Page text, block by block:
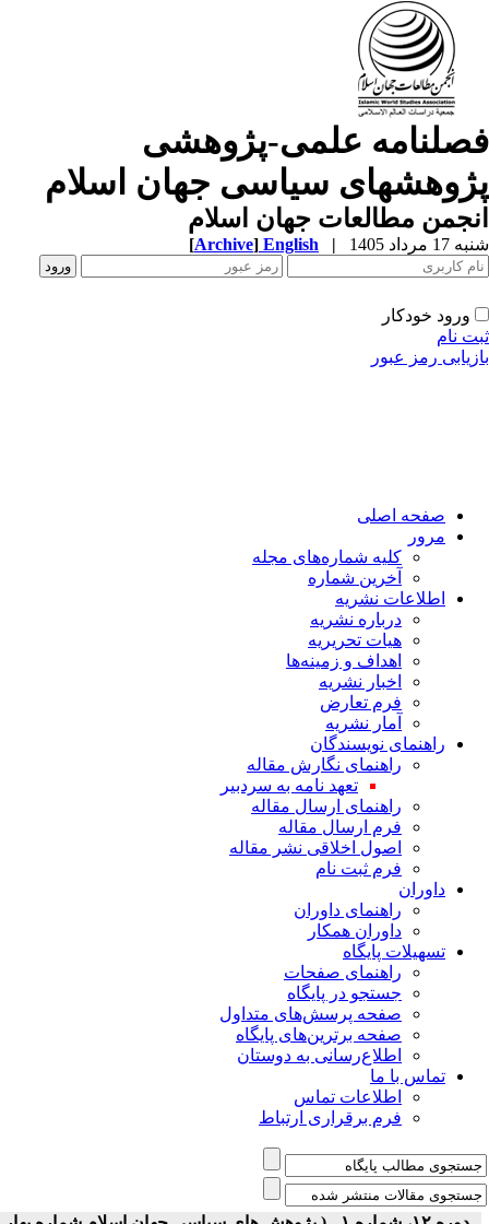
علمی-پژوهشی
سیاسی جهان اسلام
مطالعات جهان اسلام
مرداد 1405 |
English
[Archive]
ورود خودکار
نام
رمز عبور
صفحه اصلی
مرور
کلیه شماره‌های مجله
آخرین شماره
اطلاعات نشریه
درباره نشریه
هیات تحریریه
اهداف و زمینه‌ها
اخبار نشریه
فرم تعارض
آمار نشریه
راهنمای نویسندگان
راهنمای نگارش مقاله
تعهد نامه به سردبیر
راهنمای ارسال مقاله
فرم ارسال مقاله
اصول اخلاقی نشر مقاله
فرم ثبت نام
داوران
راهنمای داوران
داوران همکار
تسهیلات پایگاه
راهنمای صفحات
جستجو در پایگاه
صفحه پرسش‌های متداول
صفحه برترین‌های پایگاه
اطلاع‌رسانی به دوستان
تماس با ما
اطلاعات تماس
فرم برقراری ارتباط